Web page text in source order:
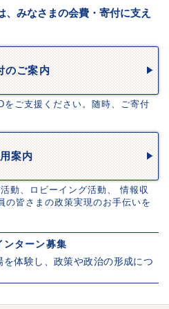
、みなさまの会費・寄付に支え
のご案内
ご支援ください。随時、ご寄付
案内
動、ロビーイング活動、 情報収
の皆さまの政策実現のお手伝いを
ンターン募集
体験し、政策や政治の形成につ